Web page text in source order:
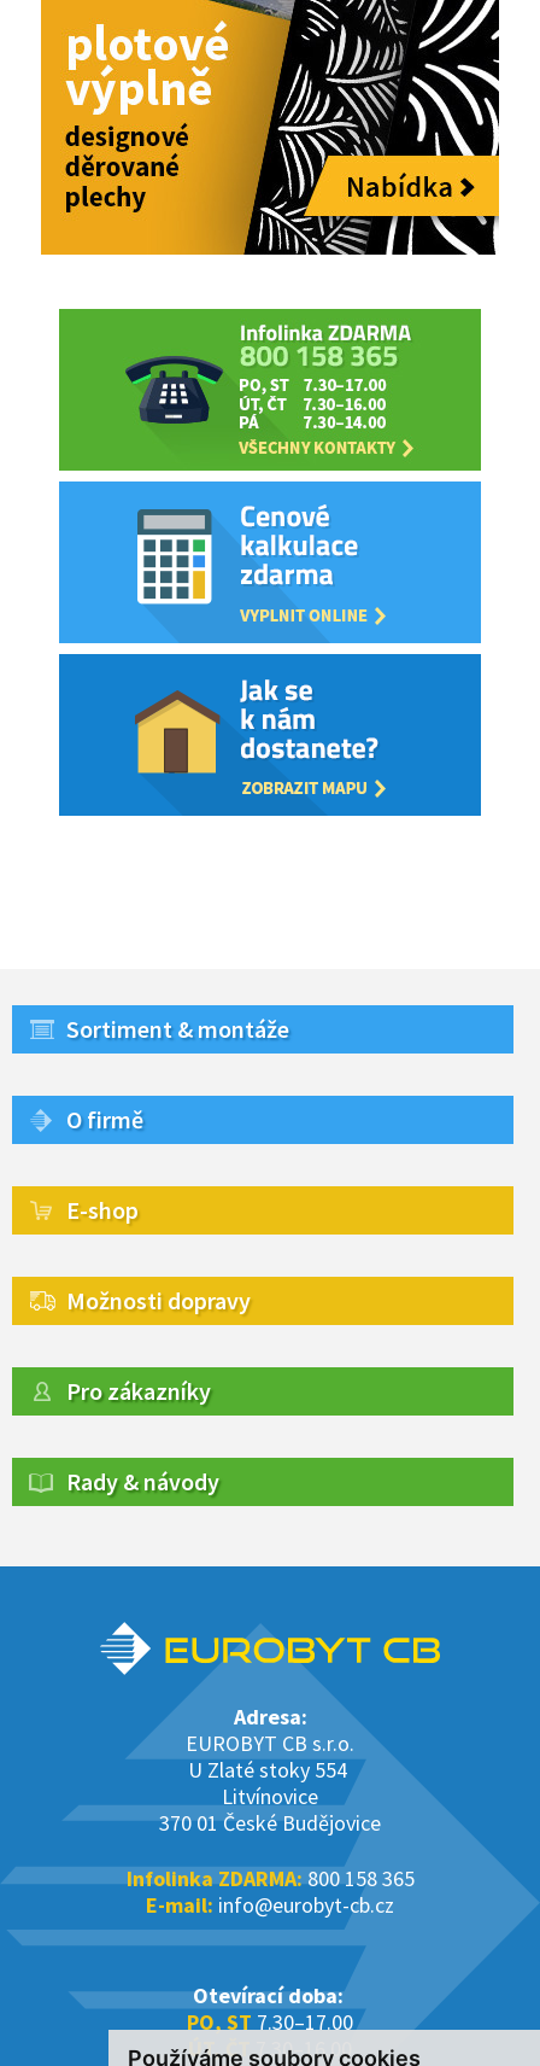
Používáme soubory cookies
Sortiment & montáže
O firmě
E-shop
Možnosti dopravy
Pro zákazníky
Rady & návody
Adresa:
EUROBYT CB s.r.o.
U Zlaté stoky 554
Litvínovice
370 01 České Budějovice
Infolinka ZDARMA:800 158 365
E-mail: info@eurobyt-cb.cz
Otevírací doba:
PO, ST 7.30–17.00
ÚT, ČT7.30–16.00